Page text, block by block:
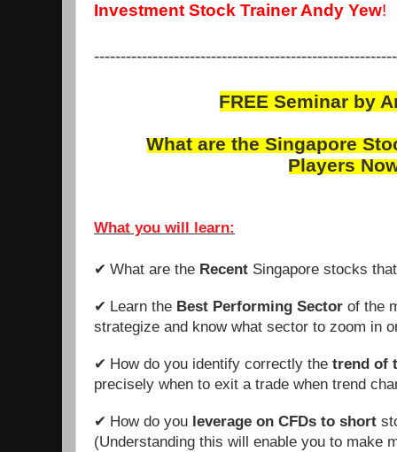
Investment Stock Trainer Andy Yew!
FREE Seminar by
What are theSingapore
Players
What you will learn:
✔ What are the Recent Singapore stocks
✔ Learn the Best Performing Sector of the
strategize and know what sector to zoom in
✔ How do you identify correctly the trend of
precisely when to exit a trade when trend
✔ How do you leverage on CFDs to short
(Understanding this will enable you to make